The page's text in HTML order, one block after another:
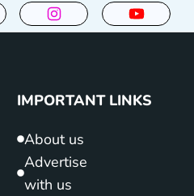
IMPORTANT LINKS
About us
Advertise
with us